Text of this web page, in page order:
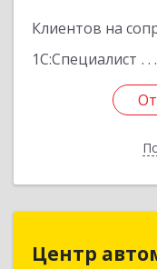
Клиентов на
1С:Специалист
Центр
Центр